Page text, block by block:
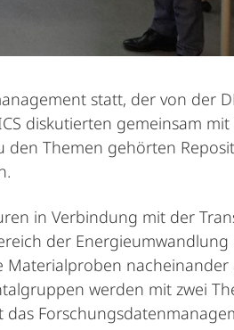
statt, der von der
diskutierten gemeinsam
Themen gehörten
in Verbindung mit der
der
Materialproben
werden mit zwei
das